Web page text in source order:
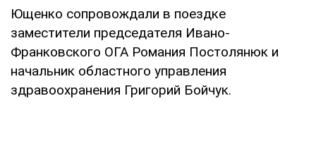
Ющенко сопровождали в поездке
заместители председателя Ивано-
Франковского ОГА Романия Постолянюк и
начальник областного управления
здравоохранения Григорий Бойчук.